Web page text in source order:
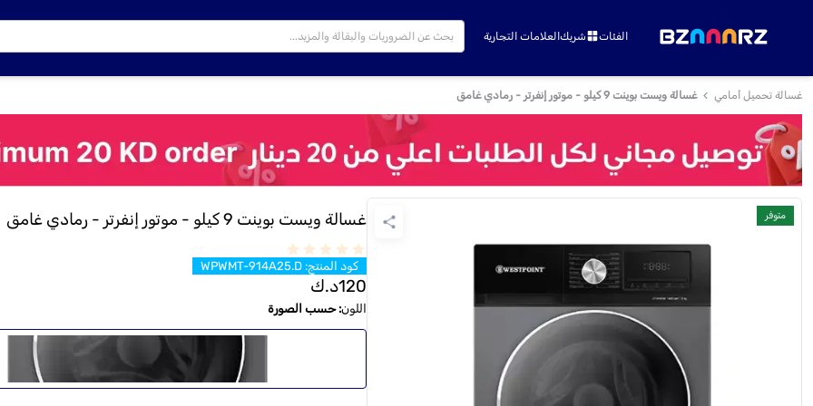
الفئات شريكالعلامات التجارية
غسالة تحميل أمامي غسالة ويست بوينت 9 كيلو - موتور إنفرتر - رمادي غامق
متوفر غسالة ويست بوينت 9 كيلو - موتور إنفرتر - رمادي غامق
كود المنتج:
WPWMT-914A25.D
120د.ك
اللون:حسب الصورة